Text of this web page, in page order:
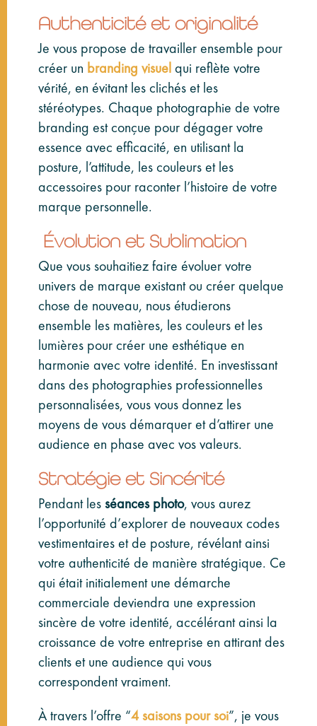
Authenticité et originalité
Je vous propose de travailler ensemble pour
créer un branding visuel qui reflète votre
vérité, en évitant les clichés et les
stéréotypes. Chaque photographie de votre
branding est conçue pour dégager votre
essence avec efficacité, en utilisant la
posture, l’attitude, les couleurs et les
accessoires pour raconter l’histoire de votre
marque personnelle.
Évolution et Sublimation
Que vous souhaitiez faire évoluer votre
univers de marque existant ou créer quelque
chose de nouveau, nous étudierons
ensemble les matières, les couleurs et les
lumières pour créer une esthétique en
harmonie avec votre identité. En investissant
dans des photographies professionnelles
personnalisées, vous vous donnez les
moyens de vous démarquer et d’attirer une
audience en phase avec vos valeurs.
Stratégie et Sincérité
Pendant les séances photo, vous aurez
l’opportunité d’explorer de nouveaux codes
vestimentaires et de posture, révélant ainsi
votre authenticité de manière stratégique. Ce
qui était initialement une démarche
commerciale deviendra une expression
sincère de votre identité, accélérant ainsi la
croissance de votre entreprise en attirant des
clients et une audience qui vous
correspondent vraiment.
À travers l’offre “4 saisons pour soi”, je vous